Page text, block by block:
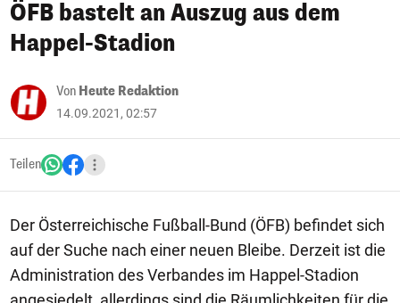
ÖFB bastelt an Auszug aus dem
Happel-Stadion
Von Heute Redaktion
14.09.2021, 02:57
Teilen
Der Österreichische Fußball-Bund (ÖFB) befindet sich
auf der Suche nach einer neuen Bleibe. Derzeit ist die
Administration des Verbandes im Happel-Stadion